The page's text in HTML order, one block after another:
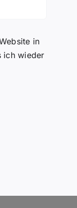
in
ich wieder